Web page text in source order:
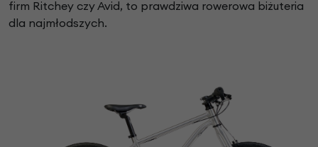
firm Ritchey czy Avid, to prawdziwa rowerowa biżuteria
dla najmłodszych.